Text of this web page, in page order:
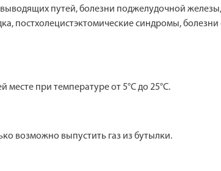
путей, болезни поджелудочной
постхолецистэктомические синдромы,
при температуре от 5°С до 25°С.
возможно выпустить газ из бутылки.